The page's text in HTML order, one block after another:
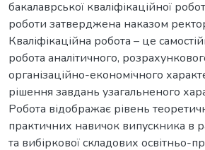
бакалаврської кваліфікаційної
роботи затверджена наказом
Кваліфікаційна робота – це
робота аналітичного,
організаційно-економічного
рішення завдань узагальненого
Робота відображає рівень
практичних навичок випускника в
та вибіркової складових освітньо-